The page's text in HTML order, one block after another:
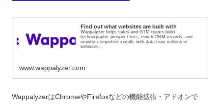
Find out what websites are built with
Wappalyzer helps sales and GTM teams build
technographic prospect lists, enrich CRM records, and
monitor competitor installs with data from millions of
websites...
www.wappalyzer.com
WappalyzerはChromeやFirefoxなどの機能拡張・アドオンで